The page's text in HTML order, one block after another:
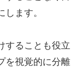
ます。
することも役立
を視覚的に分離